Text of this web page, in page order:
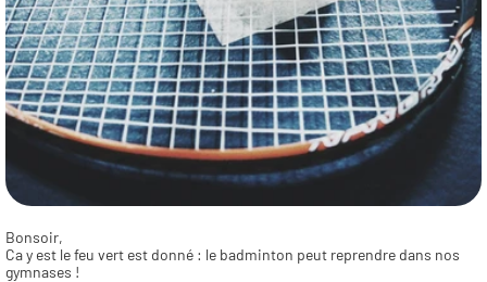
Bonsoir,
Ca y est le feu vert est donné : le badminton peut reprendre dans nos
gymnases !